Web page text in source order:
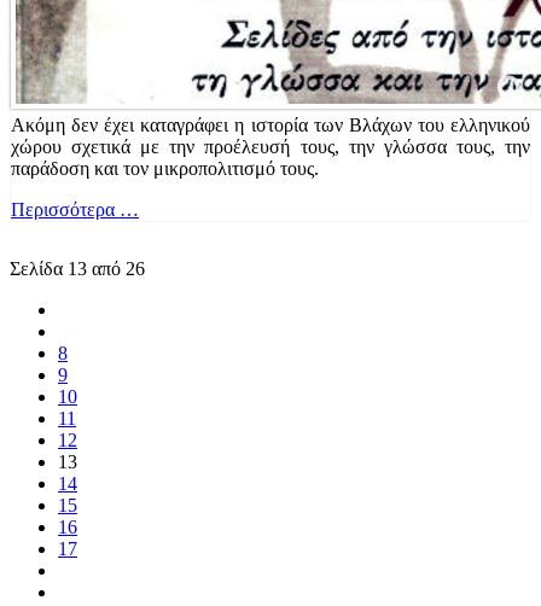
Ακόμη δεν έχει καταγράφει η ιστορία των Βλάχων του ελληνικού
χώρου σχετικά με την προέλευσή τους, την γλώσσα τους, την
παράδοση και τον μικροπολιτισμό τους.
Περισσότερα …
Σελίδα 13 από 26
8
9
10
11
12
13
14
15
16
17